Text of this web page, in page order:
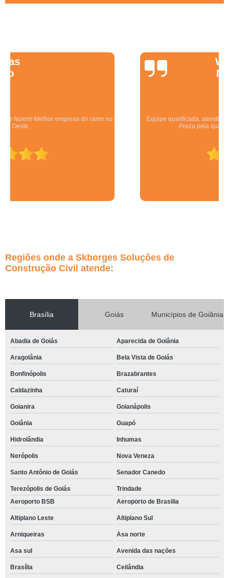
Equipe qualificada, atendimento muito pontual e de forma organizada.
Regiões onde a Skborges Soluções de
Construção Civil atende:
Brasília Goiás Municípios de Goiânia
Abadia de Goiás Aparecida de Goiânia
Aragoiânia Bela Vista de Goiás
Bonfinópolis Brazabrantes
Caldazinha Caturaí
Goianira Goianápolis
Goiânia Guapó
Hidrolândia Inhumas
Nerópolis Nova Veneza
Santo Antônio de Goiás Senador Canedo
Terezópolis de Goiás
Trindade
Aeroporto BSB
Aeroporto de Brasilia
Altiplano Leste Altiplano Sul
Arniqueiras Asa norte
Asa sul Avenida das nações
Brasília Ceilândia